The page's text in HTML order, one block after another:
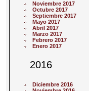
Noviembre 2017
Octubre 2017
Septiembre 2017
Mayo 2017
Abril 2017
Marzo 2017
Febrero 2017
Enero 2017
2016
Diciembre 2016